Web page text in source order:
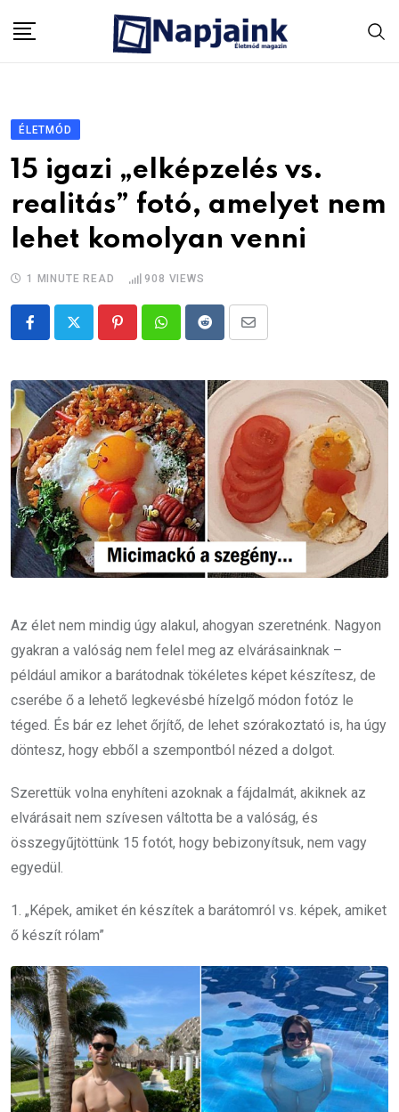
ÉLETMÓD
15 igazi „elképzelés vs.
realitás” fotó, amelyet nem
lehet komolyan venni
1 MINUTE READ 908 VIEWS
PinterestWhatsappRedditShare
Email
Az élet nem mindig úgy alakul, ahogyan szeretnénk. Nagyon
gyakran a valóság nem felel meg az elvárásainknak –
például amikor a barátodnak tökéletes képet készítesz, de
cserébe ő a lehető legkevésbé hízelgő módon fotóz le
téged. És bár ez lehet őrjítő, de lehet szórakoztató is, ha úgy
döntesz, hogy ebből a szempontból nézed a dolgot.
Szerettük volna enyhíteni azoknak a fájdalmát, akiknek az
elvárásait nem szívesen váltotta be a valóság, és
összegyűjtöttünk 15 fotót, hogy bebizonyítsuk, nem vagy
egyedül.
1. „Képek, amiket én készítek a barátomról vs. képek, amiket
ő készít rólam”